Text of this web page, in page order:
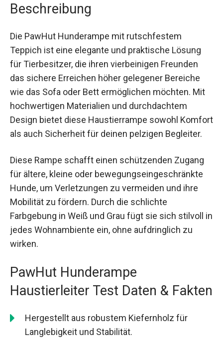
Beschreibung
Die PawHut Hunderampe mit rutschfestem
Teppich ist eine elegante und praktische Lösung
für Tierbesitzer, die ihren vierbeinigen Freunden
das sichere Erreichen höher gelegener Bereiche
wie das Sofa oder Bett ermöglichen möchten. Mit
hochwertigen Materialien und durchdachtem
Design bietet diese Haustierrampe sowohl Komfort
als auch Sicherheit für deinen pelzigen Begleiter.
Diese Rampe schafft einen schützenden Zugang
für ältere, kleine oder bewegungseingeschränkte
Hunde, um Verletzungen zu vermeiden und ihre
Mobilität zu fördern. Durch die schlichte
Farbgebung in Weiß und Grau fügt sie sich stilvoll in
jedes Wohnambiente ein, ohne aufdringlich zu
wirken.
PawHut Hunderampe
Haustierleiter Test Daten & Fakten
Hergestellt aus robustem Kiefernholz für
Langlebigkeit und Stabilität.